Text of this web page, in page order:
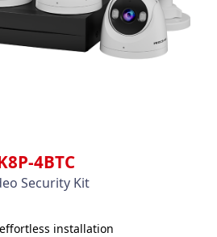
4BTC
Security Kit
installation